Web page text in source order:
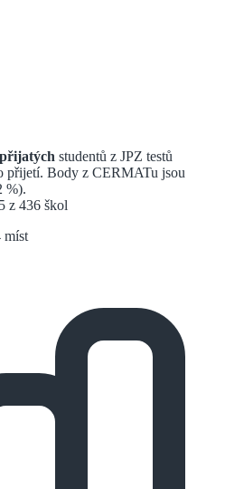
studentů z JPZ testů
Body z CERMATu jsou
%).
z 436 škol
míst